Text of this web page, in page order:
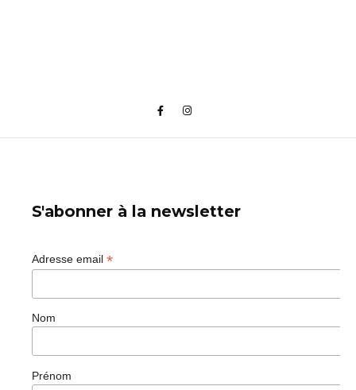
S'abonner à la newsletter
Adresse email *
Nom
Prénom